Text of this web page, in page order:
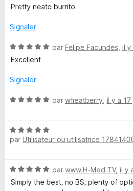
t
u
r
e
e
P
s
r
o
é
s
u
5
Pretty neato burrito
Signaler
N
o
é
s
5
par Felipe Facundes il y
Excellent
Signaler
N
é
5
r
5
par wheatberry il y a 17
N
o
5
s
par Utilisateur ou utilisatrice
N
o
par www.H-Med.TV, il y
Simply the best, no BS, plenty of